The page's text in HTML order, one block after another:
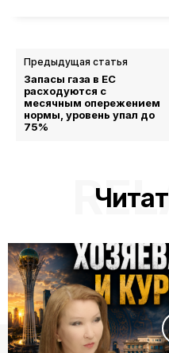
Предыдущая статья
Запасы газа в ЕС
расходуются с
месячным опережением
нормы, уровень упал до
75%